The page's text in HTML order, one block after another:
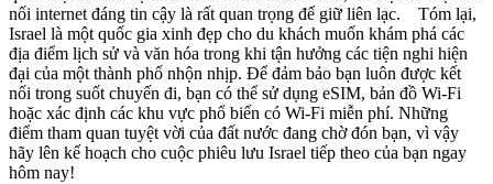
nối internet đáng tin cậy là rất quan trọng để giữ liên lạc. Tóm lại,
Israel là một quốc gia xinh đẹp cho du khách muốn khám phá các
địa điểm lịch sử và văn hóa trong khi tận hưởng các tiện nghi hiện
đại của một thành phố nhộn nhịp. Để đảm bảo bạn luôn được kết
nối trong suốt chuyến đi, bạn có thể sử dụng eSIM, bản đồ Wi-Fi
hoặc xác định các khu vực phổ biến có Wi-Fi miễn phí. Những
điểm tham quan tuyệt vời của đất nước đang chờ đón bạn, vì vậy
hãy lên kế hoạch cho cuộc phiêu lưu Israel tiếp theo của bạn ngay
hôm nay!